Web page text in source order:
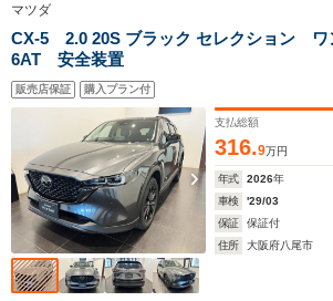
マツダ
CX-5 2.0 20S ブラック セレクション
6AT 安全装置
販売店保証 購入プラン付
支払総額
316.9万円
年式 2026年
車検
'29/03
保証
保証付
住所
大阪府八尾市